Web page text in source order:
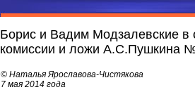
Персональный сайт Натальи Чистяковой — Натальи
Борис и Вадим Модзалевские в
комиссии и ложи А.С.Пушкина
© Наталья Ярославова-Чистякова
7 мая 2014 года